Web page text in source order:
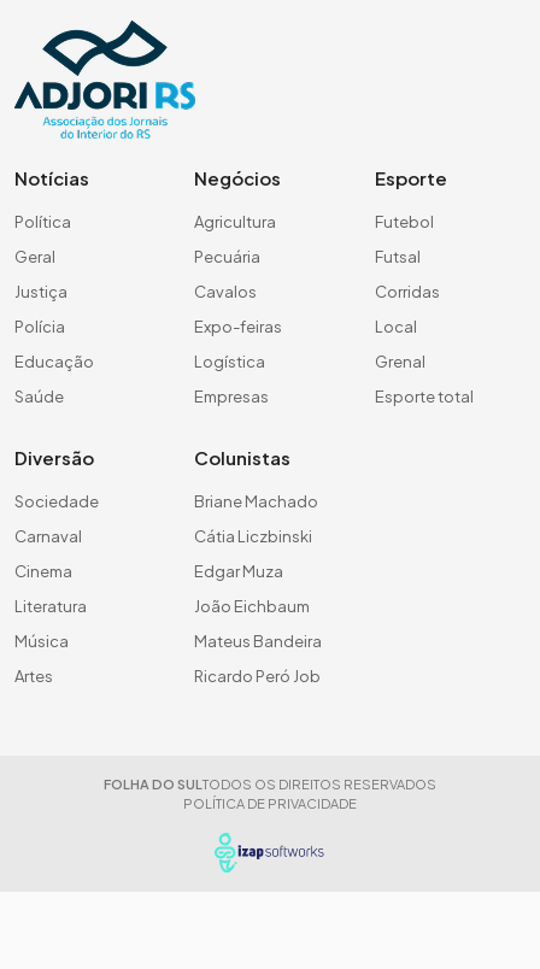
Notícias
Política
Geral
Justiça
Polícia
Educação
Saúde
Negócios
Agricultura
Pecuária
Cavalos
Expo-feiras
Logística
Empresas
Esporte
Futebol
Futsal
Corridas
Local
Grenal
Esporte total
Diversão
Sociedade
Carnaval
Cinema
Literatura
Música
Artes
Colunistas
Briane Machado
Cátia Liczbinski
Edgar Muza
João Eichbaum
Mateus Bandeira
Ricardo Peró Job
FOLHA DO SUL TODOS OS DIREITOS RESERVADOS
POLÍTICA DE PRIVACIDADE